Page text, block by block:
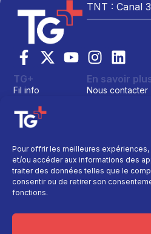
Pour offrir les meilleures
et/ou accéder aux informations des
traiter des données telles que le
consentir ou de retirer son
fonctions.
TNT : Canal
TG+
Fil info
Replay
Direct
La chaine
Le média
En savoir
Nous contacter
personnelles
Politique